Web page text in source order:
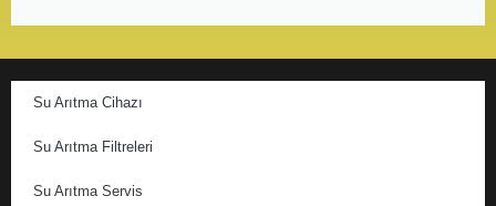
Su Arıtma Cihazı
Su Arıtma Filtreleri
Su Arıtma Servis